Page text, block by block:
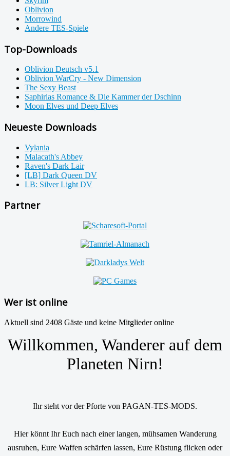
Oblivion
Morrowind
Andere TES-Spiele
Top-Downloads
Oblivion Deutsch v5.1
Oblivion WarCry - New Dimension
The Sexy Beast
Saphirias Romance & Die Kammer der Dschinn
Moon Elves und Deep Elves
Neueste Downloads
Vylania
Malacath's Abbey
Raven's Dark Lair
[LB] Dark Queen DV
LB: Silver Light DV
Partner
Wer ist online
Aktuell sind 2408 Gäste und keine Mitglieder online
Willkommen, Wanderer auf dem
Planeten Nirn!
Ihr steht vor der Pforte von PAGAN-TES-MODS.
Hier könnt Ihr Euch nach einer langen, mühsamen Wanderung
ausruhen, Eure Waffen schärfen lassen, Eure Rüstung flicken oder